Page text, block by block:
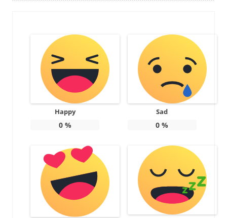
Happy
0%
Sad
0 %